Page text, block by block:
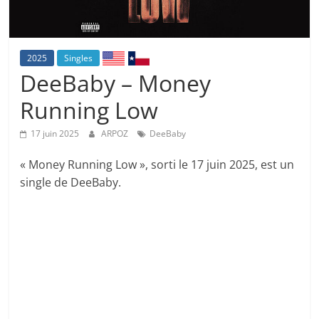
2025 Singles
DeeBaby – Money
Running Low
17 juin 2025 ARPOZ DeeBaby
« Money Running Low », sorti le 17 juin 2025, est un
single de DeeBaby.